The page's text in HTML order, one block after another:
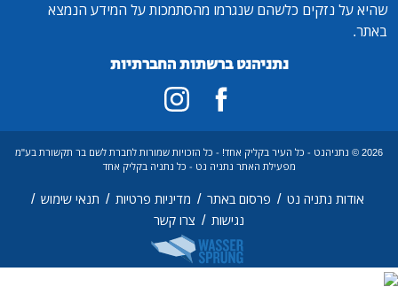
שהיא על נזקים כלשהם שנגרמו מהסתמכות על המידע הנמצא
באתר.
נתניהנט ברשתות החברתיות
2026 © נתניהנט - כל העיר בקליק אחד! - כל הזכויות שמורות לחברת לשם בר תקשורת בע"מ
מפעילת האתר נתניה נט - כל נתניה בקליק אחד
אודות נתניה נט / פרסום באתר / מדיניות פרטיות / תנאי שימוש /
נגישות / צרו קשר